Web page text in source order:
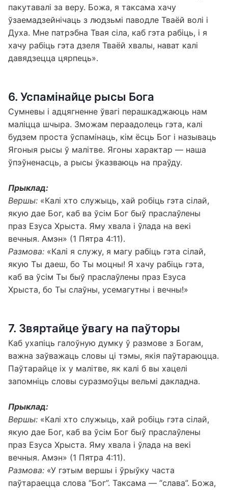
пакутавалі за веру. Божа, я таксама хачу
ўзаемадзейнічаць з людзьмі паводле Тваёй волі і
Духа. Мне патрэбна Твая сіла, каб гэта рабіць, і я
хачу рабіць гэта дзеля Тваёй хвалы, нават калі
давядзецца цярпець».
6. Успамінайце рысы Бога
Сумневы і адцягненне ўвагі перашкаджаюць нам
маліцца шчыра. Зможам пераадолець гэта, калі
будзем проста ўспамінаць, кім ёсць Бог і называць
Ягоныя рысы ў малітве. Ягоны характар — наша
ўпэўненасць, а рысы ўказваюць на праўду.
Прыклад:
Вершы: «Калі хто служыць, хай робіць гэта сілай,
якую дае Бог, каб ва ўсім Бог быў праслаўлены
праз Езуса Хрыста. Яму хвала і ўлада на векі
вечныя. Амэн» (1 Пятра 4:11).
Размова: «Калі я служу, я магу рабіць гэта сілай,
якую Ты даеш, бо Ты моцны! Я хачу рабіць гэта,
каб ва ўсім Ты быў праслаўлены праз Езуса
Хрыста, бо Ты слаўны, усемагутны і вечны!»
7. Звяртайце ўвагу на паўторы
Каб ухапіць галоўную думку ў размове з Богам,
важна заўважаць словы ці тэмы, якія паўтараюцца.
Паўтарайце іх у малітве, як калі б вы хацелі
запомніць словы суразмоўцы вельмі дакладна.
Прыклад:
Вершы: «Калі хто служыць, хай робіць гэта сілай,
якую дае Бог, каб ва ўсім Бог быў праслаўлены
праз Езуса Хрыста. Яму хвала і ўлада на векі
вечныя. Амэн» (1 Пятра 4:11).
Размова: «У гэтым вершы і ўрыўку часта
паўтараецца слова “Бог”. Таксама — “слава”. Божа,